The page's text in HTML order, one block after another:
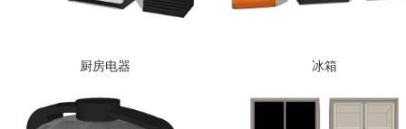
厨房电器 冰箱